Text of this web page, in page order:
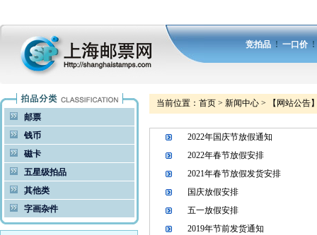
竞拍品 ! 一口价
邮票
钱币
磁卡
五星级拍品
其他类
字画杂件
当前位置： 首页> 新闻中心> 【网站公告
2022年国庆节放假通知
2022年春节放假安排
2021年春节放假发货安排
国庆放假安排
五一放假安排
2019年节前发货通知